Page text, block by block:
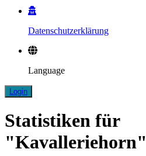
Datenschutzerklärung
Language
Login
Statistiken für
"Kavalleriehorn"